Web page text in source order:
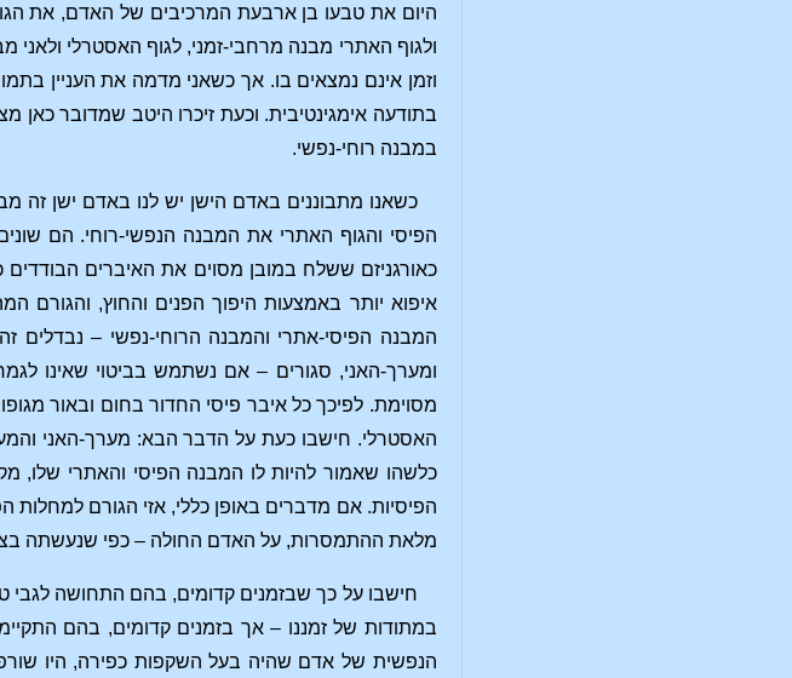
היום את טבעו בן ארבעת המרכיבים של האדם, את
ולגוף האתרי מבנה מרחבי-זמני, לגוף האסטרלי ולאני
וזמן אינם נמצאים בו. אך כשאני מדמה את העניין
בתודעה אימגינטיבית. וכעת זיכרו היטב שמדובר
במבנה רוחי-נפשי.
כשאנו מתבוננים באדם הישן יש לנו באדם ישן זה
הפיסי והגוף האתרי את המבנה הנפשי-רוחי. הם
כאורגניזם ששלח במובן מסוים את האיברים הבודדים
איפוא יותר באמצעות היפוך הפנים והחוץ, והגורם
המבנה הפיסי-אתרי והמבנה הרוחי-נפשי – נבדלים
ומערך-האני, סגורים – אם נשתמש בביטוי שאינו
מסוימת. לפיכך כל איבר פיסי החדור בחום ובאור
האסטרלי. חישבו כעת על הדבר הבא: מערך-האני
כלשהו שאמור להיות לו המבנה הפיסי והאתרי שלו,
הפיסיות. אם מדברים באופן כללי, אזי הגורם למחלות
מלאת ההתמסרות, על האדם החולה – כפי שנעשתה
חישבו על כך שבזמנים קדומים, בהם התחושה לגבי
במתודות של זמננו – אך בזמנים קדומים, בהם
הנפשית של אדם שהיה בעל השקפות כפירה, היו